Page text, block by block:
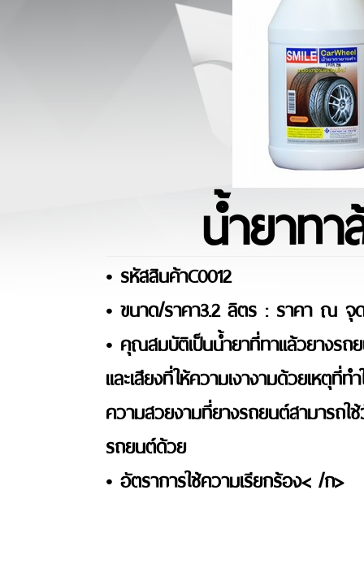
น้ำยาท
• รหัสสินค้าC0012
• ขนาด/ราคา3.2 ลิตร : ราคา ณ จุ
• คุณสมบัติเป็นน้ำยาที่ทาแล้วยางรถ
และเสียงที่ให้ความเงางามด้วยเหตุที่ท
ความสวยงามที่ยางรถยนต์สามารถใ
รถยนต์ด้วย
• อัตราการใช้ความเรียกร้อง< /ก>